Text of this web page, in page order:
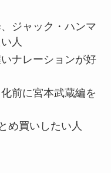
ジャック・ハンマ
人
ナレーションが好
前に宮本武蔵編を
め買いしたい人